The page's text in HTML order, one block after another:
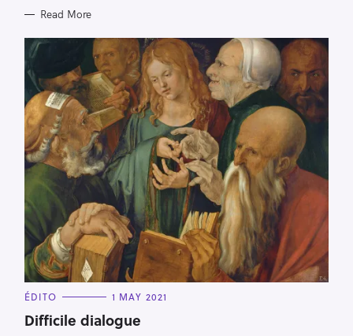
Read More
C
T
E
ÉDITO 1 MAY 2021
Difficile dialogue